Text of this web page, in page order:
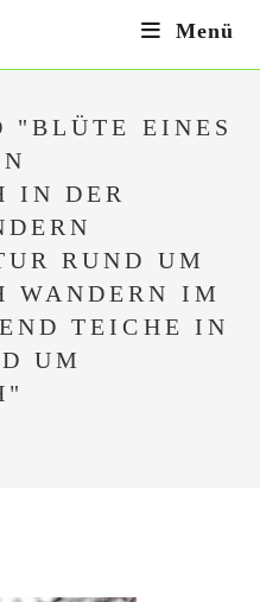
Menü
"BLÜTE EINES
IN DER
RUND UM
WANDERN IM
TEICHE IN
UM